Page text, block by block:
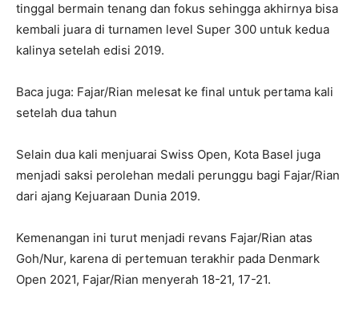
tinggal bermain tenang dan fokus sehingga akhirnya bisa
kembali juara di turnamen level Super 300 untuk kedua
kalinya setelah edisi 2019.
Baca juga: Fajar/Rian melesat ke final untuk pertama kali
setelah dua tahun
Selain dua kali menjuarai Swiss Open, Kota Basel juga
menjadi saksi perolehan medali perunggu bagi Fajar/Rian
dari ajang Kejuaraan Dunia 2019.
Kemenangan ini turut menjadi revans Fajar/Rian atas
Goh/Nur, karena di pertemuan terakhir pada Denmark
Open 2021, Fajar/Rian menyerah 18-21, 17-21.